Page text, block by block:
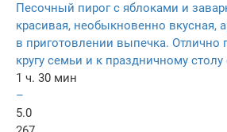
Песочный пирог с яблоками и
красивая, необыкновенно вкусная,
в приготовлении выпечка. Отлично
кругу семьи и к праздничному столу
1 ч. 30 мин
–
5.0